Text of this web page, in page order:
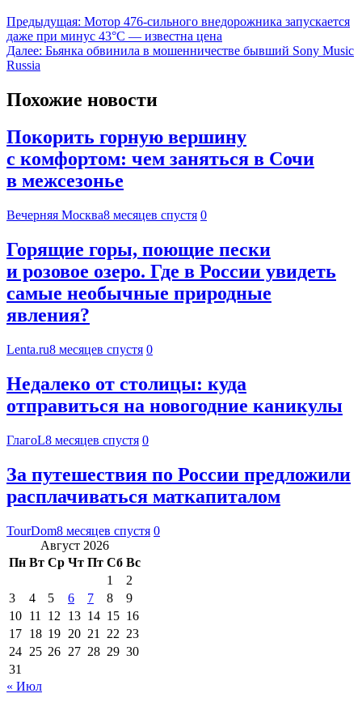
Предыдущая: Мотор 476-сильного внедорожника запускается
даже при минус 43°С — известна цена
Далее: Бьянка обвинила в мошенничестве бывший Sony Music
Russia
Похожие новости
Покорить горную вершину
с комфортом: чем заняться в Сочи
в межсезонье
Вечерняя Москва8 месяцев спустя 0
Горящие горы, поющие пески
и розовое озеро. Где в России увидеть
самые необычные природные
явления?
Lenta.ru8 месяцев спустя 0
Недалеко от столицы: куда
отправиться на новогодние каникулы
ГлагоL8 месяцев спустя 0
За путешествия по России предложили
расплачиваться маткапиталом
TourDom8 месяцев спустя 0
Август 2026
Пн Вт Ср Чт Пт Сб Вс
1
2
3
4 5 6 7 8
9
10 11 12 13 14 15 16
17 18 19 20 21 22 23
24 25 26 27 28 29 30
31
« Июл